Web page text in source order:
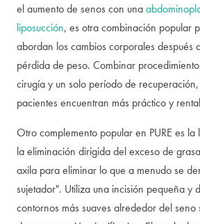
el aumento de senos con una
liposucción, es otra combinación popular
abordan los cambios corporales después
pérdida de peso. Combinar
cirugía y un solo período de
pacientes encuentran más práctico y
Otro complemento popular en PURE es la
la eliminación dirigida del exceso de
axila para eliminar lo que a menudo se
sujetador". Utiliza una incisión pequeña y
contornos más suaves alrededor del